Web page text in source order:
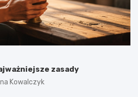
zasady
Kowalczyk